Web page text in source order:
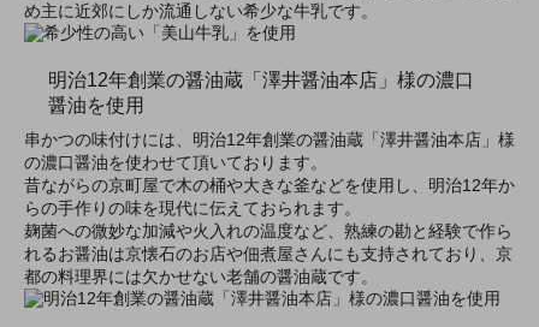
め主に近郊にしか流通しない希少な牛乳です。
明治12年創業の醤油蔵「澤井醤油本店」様の濃口
醤油を使用
串かつの味付けには、明治12年創業の醤油蔵「澤井醤油本店」様
の濃口醤油を使わせて頂いております。
昔ながらの京町屋で木の桶や大きな釜などを使用し、明治12年か
らの手作りの味を現代に伝えておられます。
麹菌への微妙な加減や火入れの温度など、熟練の勘と経験で作ら
れるお醤油は京懐石のお店や佃煮屋さんにも支持されており、京
都の料理界には欠かせない老舗の醤油蔵です。